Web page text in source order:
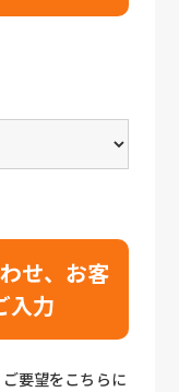
せ、お客
入力
要望をこちらに